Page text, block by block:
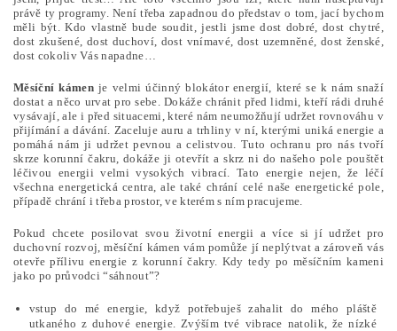
právě ty programy. Není třeba zapadnou do představ o tom, jací bychom
měli být. Kdo vlastně bude soudit, jestli jsme dost dobré, dost chytré,
dost zkušené, dost duchoví, dost vnímavé, dost uzemněné, dost ženské,
dost cokoliv Vás napadne…
Měsíční kámenje velmi účinný blokátor energií, které se k nám snaží
dostat a něco urvat pro sebe. Dokáže chránit před lidmi, kteří rádi druhé
vysávají, ale i před situacemi, které nám neumožňují udržet rovnováhu v
přijímání a dávání. Zaceluje auru a trhliny v ní, kterými uniká energie a
pomáhá nám ji udržet pevnou a celistvou. Tuto ochranu pro nás tvoří
skrze korunní čakru, dokáže ji otevřít a skrz ni do našeho pole pouštět
léčivou energii velmi vysokých vibrací. Tato energie nejen, že léčí
všechna energetická centra, ale také chrání celé naše energetické pole,
případě chrání i třeba prostor, ve kterém s ním pracujeme.
Pokud chcete posilovat svou životní energii a více si jí udržet pro
duchovní rozvoj, měsíční kámen vám pomůže jí neplýtvat a zároveň vás
otevře přílivu energie z korunní čakry. Kdy tedy po měsíčním kameni
jako po průvodci “sáhnout”?
vstup do mé energie, když potřebuješ zahalit do mého pláště
utkaného z duhové energie. Zvýším tvé vibrace natolik, že nízké